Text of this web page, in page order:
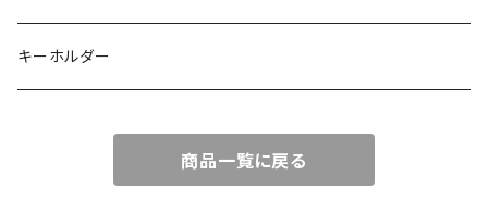
キーホルダー
商品一覧に戻る